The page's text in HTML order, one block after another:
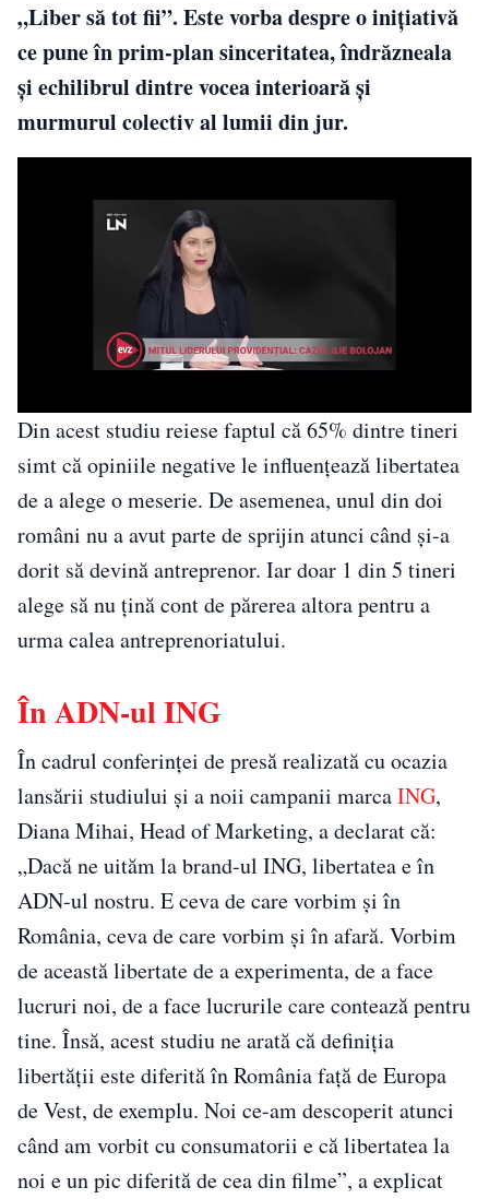
„Liber să tot fii”. Este vorba despre o inițiativă
ce pune în prim-plan sinceritatea, îndrăzneala
și echilibrul dintre vocea interioară și
murmurul colectiv al lumii din jur.
Din acest studiu reiese faptul că 65% dintre tineri
simt că opiniile negative le influențează libertatea
de a alege o meserie. De asemenea, unul din doi
români nu a avut parte de sprijin atunci când și-a
dorit să devină antreprenor. Iar doar 1 din 5 tineri
alege să nu țină cont de părerea altora pentru a
urma calea antreprenoriatului.
În ADN-ul ING
În cadrul conferinței de presă realizată cu ocazia
lansării studiului și a noii campanii marcaING,
Diana Mihai, Head of Marketing, a declarat că:
„Dacă ne uităm la brand-ul ING, libertatea e în
ADN-ul nostru. E ceva de care vorbim și în
România, ceva de care vorbim și în afară. Vorbim
de această libertate de a experimenta, de a face
lucruri noi, de a face lucrurile care contează pentru
tine. Însă, acest studiu ne arată că definiția
libertății este diferită în România față de Europa
de Vest, de exemplu. Noi ce-am descoperit atunci
când am vorbit cu consumatorii e că libertatea la
noi e un pic diferită de cea din filme”, a explicat